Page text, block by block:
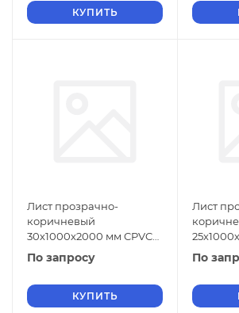
КУПИТЬ
Лист прозрачно-
коричневый
30х1000х2000 мм CPVC
ГОСТ 32415-2013
По запросу
КУПИТЬ
Лист
ГОСТ
По